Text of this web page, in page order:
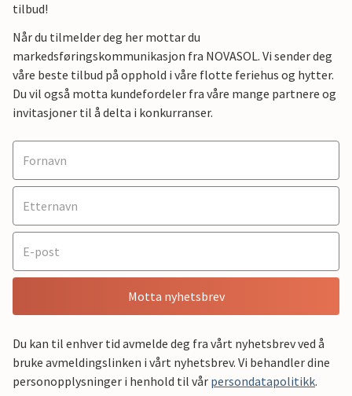
tilbud!
Når du tilmelder deg her mottar du
markedsføringskommunikasjon fra NOVASOL. Vi sender deg
våre beste tilbud på opphold i våre flotte feriehus og hytter.
Du vil også motta kundefordeler fra våre mange partnere og
invitasjoner til å delta i konkurranser.
Motta nyhetsbrev
Du kan til enhver tid avmelde deg fra vårt nyhetsbrev ved å
bruke avmeldingslinken i vårt nyhetsbrev. Vi behandler dine
personopplysninger i henhold til vår persondatapolitikk.